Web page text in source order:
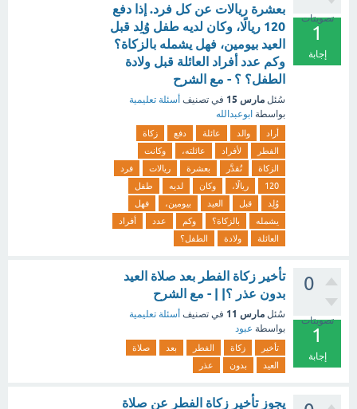
تصويتات
1
إجابة
بعشرة ريالات عن كل فرد. إذا دفع
120 ريالًا، وكان لديه طفل وُلِد قبل
العيد بيومين، فهل يشمله بالزكاة؟
وكم عدد أفراد العائلة قبل ولادة
الطفل؟ ؟ - مع الشرح
سُئل مارس 15 في تصنيف أسئلة تعليمية
بواسطة ابوعبدالله
أراد والد عائلة دفع
زكاة
الفطر
لأفراد عائلته،
وكانت
الزكاة
تُقدَّر بعشرة ريالات
فرد
120
ريالًا، وكان لديه
طفل
وُلِد
قبل العيد بيومين،
فهل
يشمله
بالزكاة؟ وكم عدد
أفراد
العائلة
ولادة الطفل؟
0
تصويتات
1
إجابة
تأخير زكاة الفطر بعد صلاة العيد
بدون عذر ؟| | - مع الشرح
سُئل مارس 11 في تصنيف أسئلة تعليمية
بواسطة عبود
تأخير زكاة الفطر بعد
صلاة
العيد
بدون عذر
يجوز تأخير زكاة الفطر عن صلاة